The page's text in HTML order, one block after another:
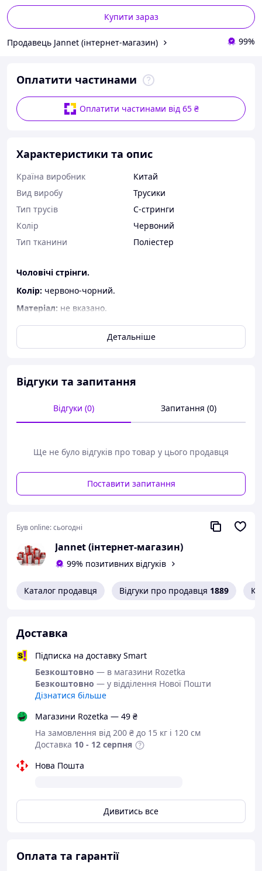
Купити зараз
Продавець Jannet (інтернет-магазин) 99%
Оплатити частинами
Оплатити частинами від 65 ₴
Характеристики та опис
Країна виробник
Китай
Вид виробу
Трусики
Тип трусів
C-стринги
Колір
Червоний
Тип тканини
Поліестер
Чоловічі стрінги.
Колір: червоно-чорний.
Матеріал: не вказано.
Розмір:універсальний.
Детальніше
Відгуки та запитання
Відгуки (0) Запитання (0)
Ще не було відгуків про товар у цього продавця
Поставити запитання
Був online:сьогодні
Jannet (інтернет-магазин)
99% позитивних відгуків
Каталог продавця Відгуки про продавця 1889
Доставка
Підписка на доставку Smart
Безкоштовно — в магазини Rozetka
Безкоштовно — у відділення Нової Пошти
Дізнатися більше
Магазини Rozetka — 49 ₴
На замовлення від 200 ₴ до 15 кг і 120 см
Доставка 10 - 12 серпня
Нова Пошта
Дивитись все
Оплата та гарантії